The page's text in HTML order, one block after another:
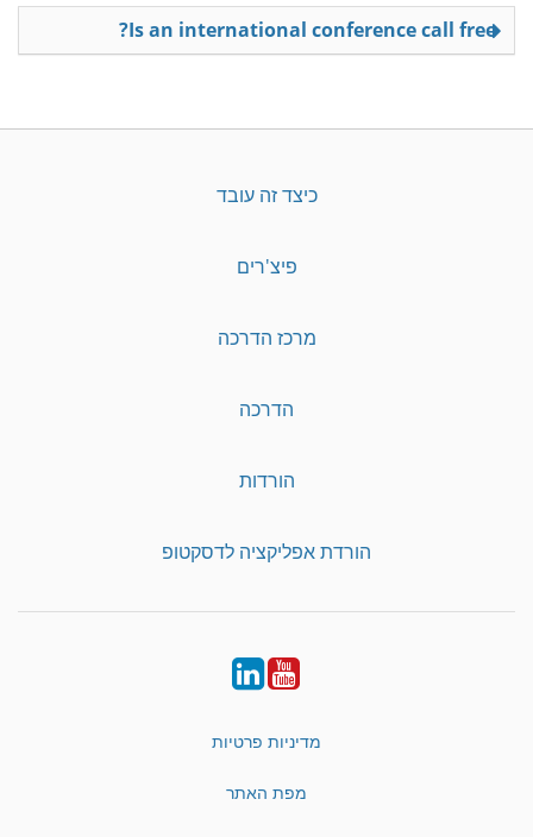
Is an international conference call free?
כיצד זה עובד
פיצ'רים
מרכז הדרכה
הדרכה
הורדות
הורדת אפליקציה לדסקטופ
YouTube
LinkedIn
מדיניות פרטיות
מפת האתר